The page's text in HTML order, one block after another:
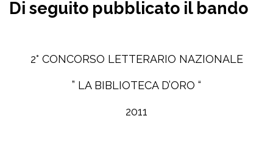
Di seguito pubblicato il bando
2° CONCORSO LETTERARIO NAZIONALE
” LA BIBLIOTECA D’ORO “
2011